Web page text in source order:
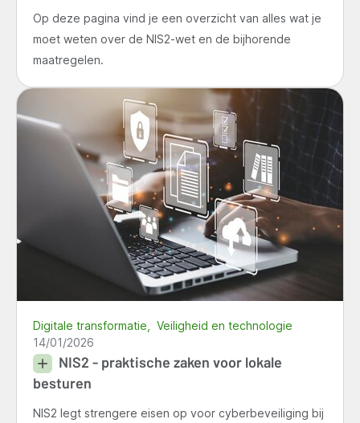
Op deze pagina vind je een overzicht van alles wat je
moet weten over de NIS2-wet en de bijhorende
maatregelen.
NIS2 - praktische zaken voor lokale
besturen
NIS2 legt strengere eisen op voor cyberbeveiliging bij
Digitale transformatie
Veiligheid en technologie
14/01/2026